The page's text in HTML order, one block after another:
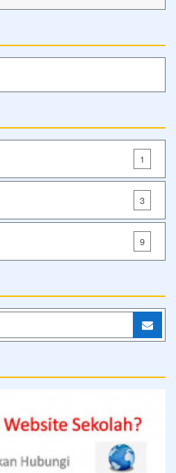
1
3
9